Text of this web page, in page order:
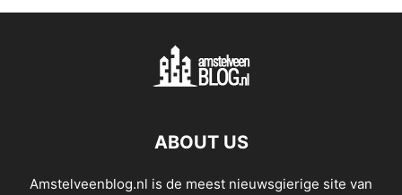
ABOUT US
Amstelveenblog.nl is de meest nieuwsgierige site van